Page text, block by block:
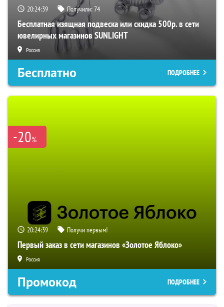
20:24:38 Получили:74
Бесплатная изящная подвеска или скидка 500р. в сети
ювелирных магазинов SUNLIGHT
Россия
Бесплатно ПОДРОБНЕЕ
-20%
20:24:38 Получи первым!
Первый заказ в сети магазинов «Золотое Яблоко»
Россия
Промокод ПОДРОБНЕЕ